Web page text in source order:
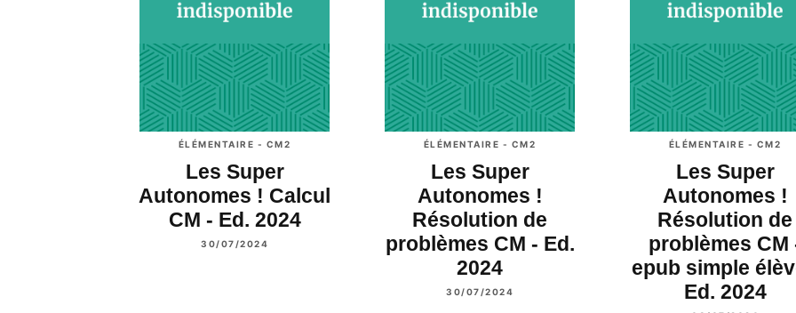
ÉLÉMENTAIRE - CM2
Les Super
Autonomes ! Calcul
CM - Ed. 2024
30/07/2024
ÉLÉMENTAIRE - CM2
Les Super
Autonomes !
Résolution de
problèmes CM - Ed.
2024
30/07/2024
ÉLÉMENTAIRE - CM2
Les Super
Autonomes !
Résolution de
problèmes CM
epub simple
Ed. 2024